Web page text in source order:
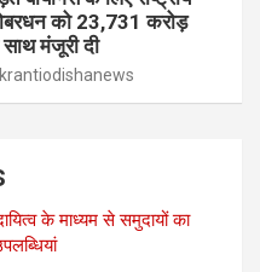
को 23,731 करोड़
मंजूरी दी
krantiodishanews
के माध्यम से समुदायों का